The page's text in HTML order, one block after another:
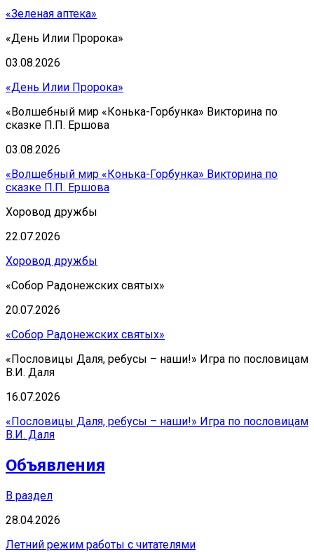
«Зеленая аптека»
«День Илии Пророка»
03.08.2026
«День Илии Пророка»
«Волшебный мир «Конька-Горбунка» Викторина по
сказке П.П. Ершова
03.08.2026
«Волшебный мир «Конька-Горбунка» Викторина по
сказке П.П. Ершова
Хоровод дружбы
22.07.2026
Хоровод дружбы
«Собор Радонежских святых»
20.07.2026
«Собор Радонежских святых»
«Пословицы Даля, ребусы – наши!» Игра по пословицам
В.И. Даля
16.07.2026
«Пословицы Даля, ребусы – наши!» Игра по пословицам
В.И. Даля
Объявления
В раздел
28.04.2026
Летний режим работы с читателями